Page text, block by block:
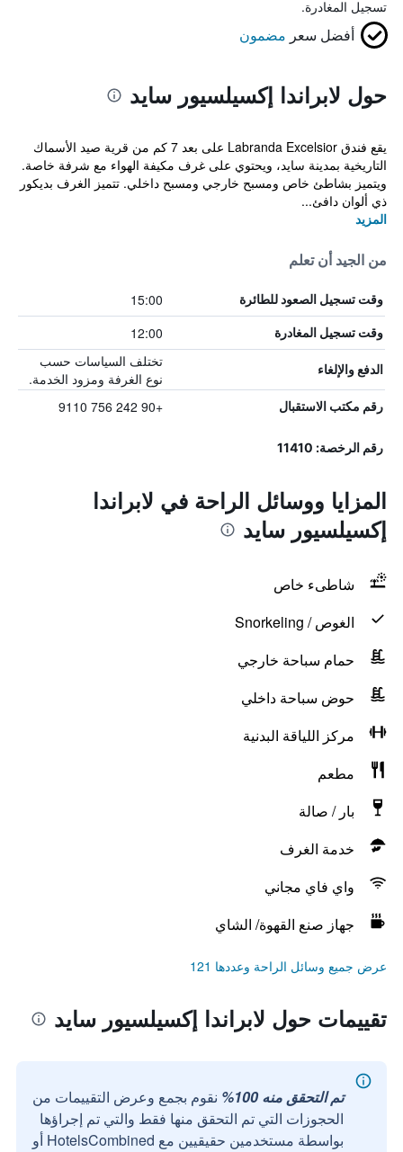
تسجيل المغادرة.
أفضل سعر مضمون
حول لابراندا إكسيلسيور سايد
يقع فندق Labranda Excelsior على بعد 7 كم من قرية صيد الأسماك
التاريخية بمدينة سايد، ويحتوي على غرف مكيفة الهواء مع شرفة خاصة.
ويتميز بشاطئ خاص ومسبح خارجي ومسبح داخلي. تتميز الغرف بديكور
ذي ألوان دافئ...
المزيد
من الجيد أن تعلم
وقت تسجيل الصعود للطائرة 15:00
وقت تسجيل المغادرة 12:00
الدفع والإلغاء
تختلف السياسات حسب
نوع الغرفة ومزود الخدمة.
رقم مكتب الاستقبال +90 242 756 9110
رقم الرخصة: 11410
المزايا ووسائل الراحة في لابراندا
إكسيلسيور سايد
شاطىء خاص
الغوص / Snorkeling
حمام سباحة خارجي
حوض سباحة داخلي
مركز اللياقة البدنية
مطعم
بار / صالة
خدمة الغرف
واي فاي مجاني
جهاز صنع القهوة/ الشاي
عرض جميع وسائل الراحة وعددها 121
تقييمات حول لابراندا إكسيلسيور سايد
تم التحقق منه 100%
نقوم بجمع وعرض التقييمات من
الحجوزات التي تم التحقق منها فقط والتي تم إجراؤها
بواسطة مستخدمين حقيقيين مع HotelsCombined أو